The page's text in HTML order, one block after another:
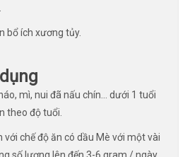
bổ ích xương tủy.
mì, nui đã nấu chín… dưới 1 tuổi
theo độ tuổi.
với chế độ ăn có dầu Mè với một vài